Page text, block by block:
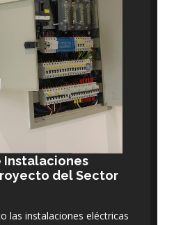
Instalaciones
del Sector
las instalaciones eléctricas